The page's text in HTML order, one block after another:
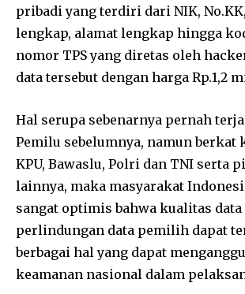
pribadi yang terdiri dari NIK,
lengkap, alamat lengkap hingga
nomor TPS yang diretas oleh
data tersebut dengan harga Rp.1,2
Hal serupa sebenarnya pernah
Pemilu sebelumnya, namun berkat
KPU, Bawaslu, Polri dan TNI serta
lainnya, maka masyarakat
sangat optimis bahwa kualitas data
perlindungan data pemilih dapat
berbagai hal yang dapat
keamanan nasional dalam